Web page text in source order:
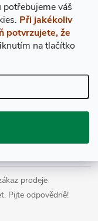
váš
Při jakékoliv
potvrzujete, že
na tlačítko
osobních údajů